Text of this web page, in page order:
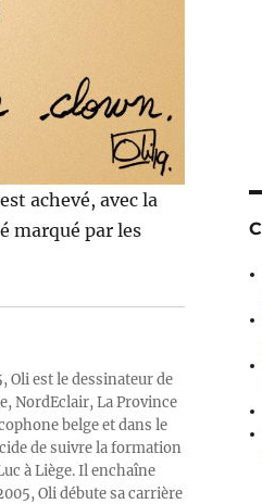
achevé, avec la
marqué par les
Oli est le dessinateur de
NordEclair, La Province
belge et dans le
de suivre la formation
à Liège. Il enchaîne
Oli débute sa carrière